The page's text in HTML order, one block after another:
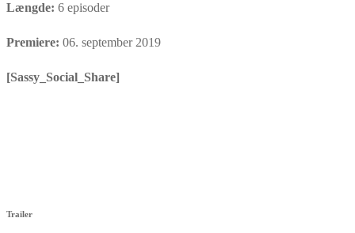
Længde: 6 episoder
Premiere: 06. september 2019
[Sassy_Social_Share]
Trailer